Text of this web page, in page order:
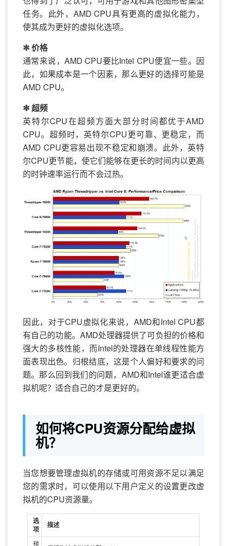
任务。此外，AMD CPU具有更高的虚拟化能力，
使其成为更好的虚拟化选项。
✻ 价格
通常来说，AMD CPU要比Intel CPU便宜一些。因
此，如果成本是一个因素，那么更好的选择可能是
AMD CPU。
✻ 超频
英特尔CPU在超频方面大部分时间都优于AMD
CPU。超频时，英特尔CPU更可靠、更稳定，而
AMD CPU更容易出现不稳定和崩溃。此外，英特
尔CPU更节能，使它们能够在更长的时间内以更高
的时钟速率运行而不会过热。
因此，对于CPU虚拟化来说，AMD和Intel CPU都
有自己的功能。AMD处理器提供了可负担的价格和
强大的多核性能，而Intel的处理器在单线程性能方
面表现出色。归根结底，这是个人偏好和要求的问
题。那么回到我们的问题，AMD和Intel谁更适合虚
拟机呢？适合自己的才是更好的。
如何将CPU资源分配给虚拟
机？
当您想要管理虚拟机的存储或可用资源不足以满足
您的需求时，可以使用以下用户定义的设置更改虚
拟机的CPU资源量。
选
项
描述
预